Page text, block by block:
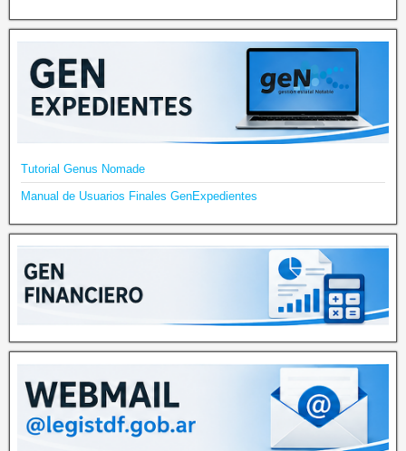
Tutorial Genus Nomade
Manual de Usuarios Finales GenExpedientes